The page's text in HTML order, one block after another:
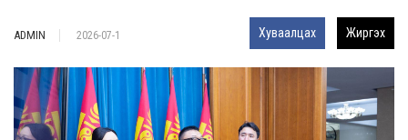
ADMIN 2026-07-1 Хуваалцах Жиргэх